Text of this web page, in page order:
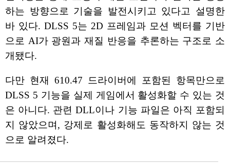
하는 방향으로 기술을 발전시키고 있다고 설명한
바 있다. DLSS 5는 2D 프레임과 모션 벡터를 기반
으로 AI가 광원과 재질 반응을 추론하는 구조로 소
개됐다.
다만 현재 610.47 드라이버에 포함된 항목만으로
DLSS 5 기능을 실제 게임에서 활성화할 수 있는 것
은 아니다. 관련 DLL이나 기능 파일은 아직 포함되
지 않았으며, 강제로 활성화해도 동작하지 않는 것
으로 알려졌다.